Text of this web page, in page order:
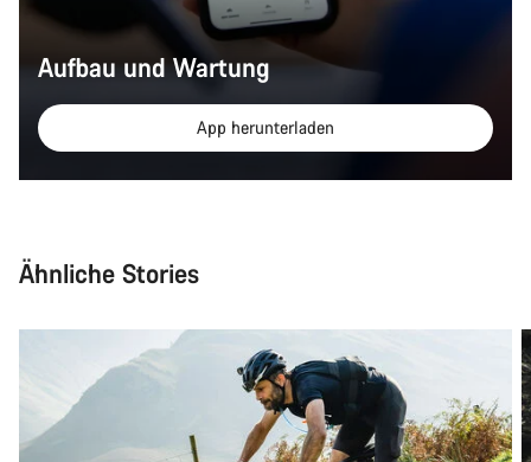
Aufbau und Wartung
App herunterladen
Ähnliche Stories